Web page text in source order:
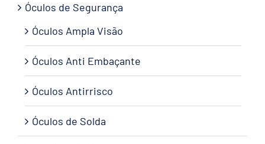
Óculos de Segurança
Óculos Ampla Visão
Óculos Anti Embaçante
Óculos Antirrisco
Óculos de Solda